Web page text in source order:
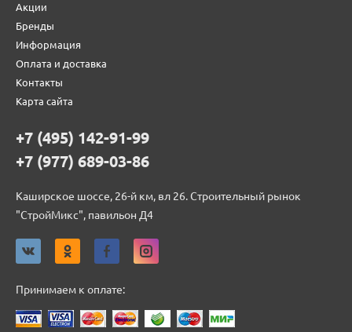
Акции
Бренды
Информация
Оплата и доставка
Контакты
Карта сайта
+7 (495) 142-91-99
+7 (977) 689-03-86
Каширское шоссе, 26-й км, вл 26. Строительный рынок
"СтройМикс", павильон Д4
Принимаем к оплате: